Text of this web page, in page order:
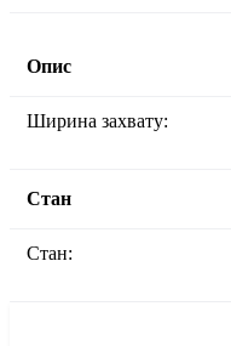
Опис
Ширина захвату:
Стан
Стан: